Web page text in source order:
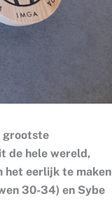
grootste
de hele wereld,
het eerlijk te maken
30-34) en Sybe